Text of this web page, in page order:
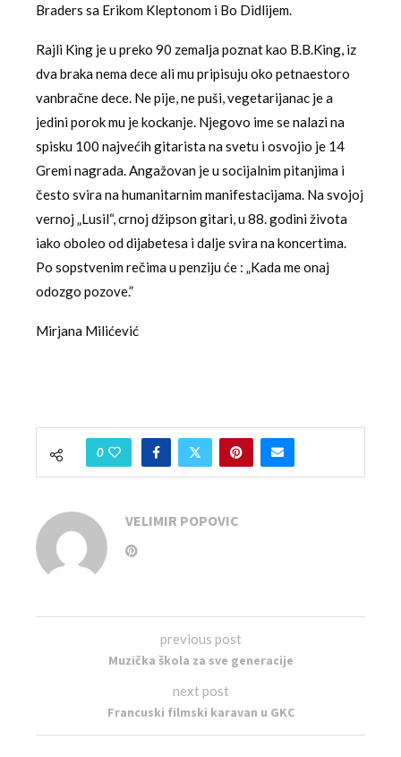
Braders sa Erikom Kleptonom i Bo Didlijem.
Rajli King je u preko 90 zemalja poznat kao B.B.King, iz
dva braka nema dece ali mu pripisuju oko petnaestoro
vanbračne dece. Ne pije, ne puši, vegetarijanac je a
jedini porok mu je kockanje. Njegovo ime se nalazi na
spisku 100 najvećih gitarista na svetu i osvojio je 14
Gremi nagrada. Angažovan je u socijalnim pitanjima i
često svira na humanitarnim manifestacijama. Na svojoj
vernoj „Lusil“, crnoj džipson gitari, u 88. godini života
iako oboleo od dijabetesa i dalje svira na koncertima.
Po sopstvenim rečima u penziju će : „Kada me onaj
odozgo pozove.”
Mirjana Milićević
0
VELIMIR POPOVIC
previous post
Muzička škola za sve generacije
next post
Francuski filmski karavan u GKC